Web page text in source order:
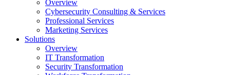
Overview
Cybersecurity Consulting & Services
Professional Services
Marketing Services
Solutions
Overview
IT Transformation
Security Transformation